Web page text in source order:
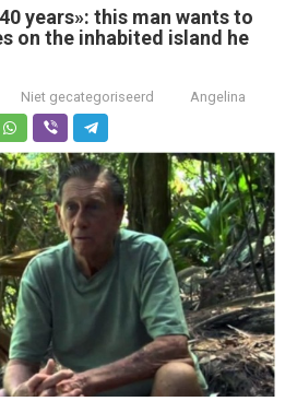
years»: this man wants to
on the inhabited island he
Niet gecategoriseerd Angelina